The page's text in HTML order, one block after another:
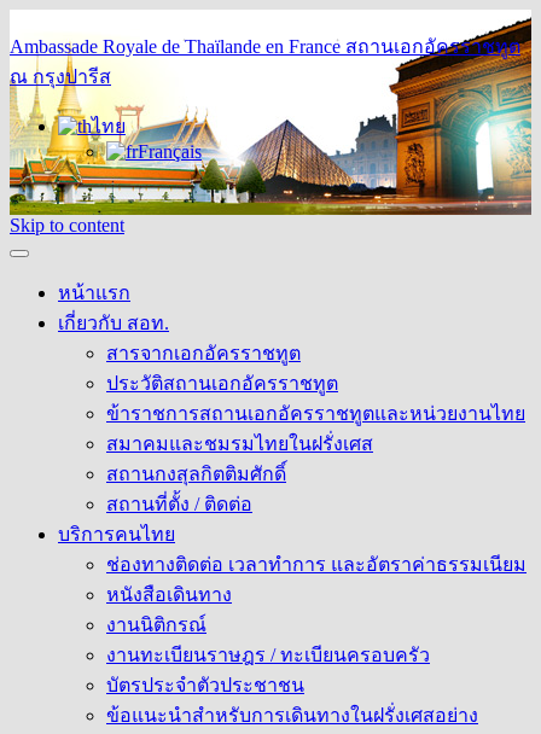
Ambassade Royale de Thaïlande en France สถานเอกอัครราชทูต
ณ กรุงปารีส
ไทย
Français
Skip to content
หน้าแรก
เกี่ยวกับ สอท.
สารจากเอกอัครราชทูต
ประวัติสถานเอกอัครราชทูต
ข้าราชการสถานเอกอัครราชทูตและหน่วยงานไทย
สมาคมและชมรมไทยในฝรั่งเศส
สถานกงสุลกิตติมศักดิ์
สถานที่ตั้ง / ติดต่อ
บริการคนไทย
ช่องทางติดต่อ เวลาทำการ และอัตราค่าธรรมเนียม
หนังสือเดินทาง
งานนิติกรณ์
งานทะเบียนราษฎร / ทะเบียนครอบครัว
บัตรประจำตัวประชาชน
ข้อแนะนำสำหรับการเดินทางในฝรั่งเศสอย่าง